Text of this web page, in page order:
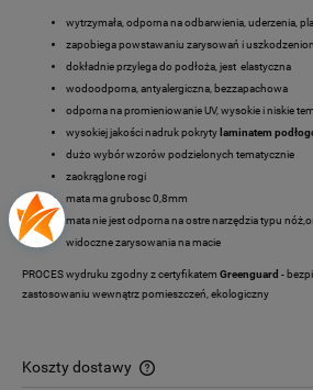
wytrzymała, odporna na odbarwienia, uderzenia,
zapobiega powstawaniu zarysowań i
dokładnie przylega do podłoża, jest elastyczna
wodoodporna, antyalergiczna, bezzapachowa
odporna na promieniowanie UV, wysokie i niskie
wysokiej jakości nadruk pokryty laminatem
dużo wybór wzorów podzielonych tematycznie
zaokrąglone rogi
mata ma grubosc 0,8mm
mata nie jest odporna na ostre narzędzia typu
widoczne zarysowania na macie
PROCES wydruku zgodny z certyfikatem Greenguard -
zastosowaniu wewnątrz pomieszczeń, ekologiczny
Koszty dostawy
Cena nie zawiera ewentualnych kosztów